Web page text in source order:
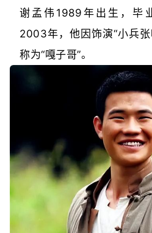
谢孟伟1989年出生，毕
2003年，他因饰演“小兵
称为“嘎子哥”。